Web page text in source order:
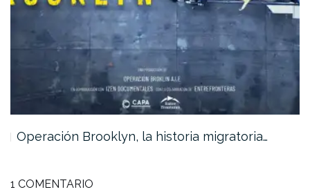
Operación Brooklyn, la historia migratoria…
1 COMENTARIO